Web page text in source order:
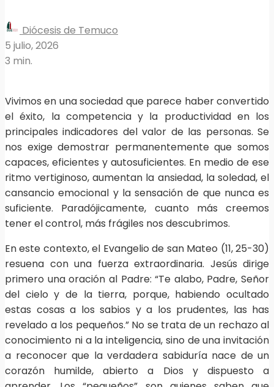
Diócesis de Temuco
5 julio, 2026
3 min.
Vivimos en una sociedad que parece haber convertido
el éxito, la competencia y la productividad en los
principales indicadores del valor de las personas. Se
nos exige demostrar permanentemente que somos
capaces, eficientes y autosuficientes. En medio de ese
ritmo vertiginoso, aumentan la ansiedad, la soledad, el
cansancio emocional y la sensación de que nunca es
suficiente. Paradójicamente, cuanto más creemos
tener el control, más frágiles nos descubrimos.
En este contexto, el Evangelio de san Mateo (11, 25-30)
resuena con una fuerza extraordinaria. Jesús dirige
primero una oración al Padre: “Te alabo, Padre, Señor
del cielo y de la tierra, porque, habiendo ocultado
estas cosas a los sabios y a los prudentes, las has
revelado a los pequeños.” No se trata de un rechazo al
conocimiento ni a la inteligencia, sino de una invitación
a reconocer que la verdadera sabiduría nace de un
corazón humilde, abierto a Dios y dispuesto a